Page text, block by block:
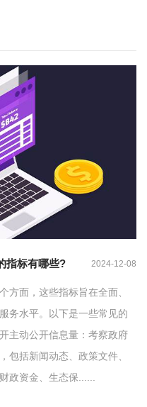
指标有哪些? 2024-12-08
方面，这些指标旨在全面、
务水平。以下是一些常见的
主动公开信息量：考察政府
包括新闻动态、政策文件、
政资金、生态保......